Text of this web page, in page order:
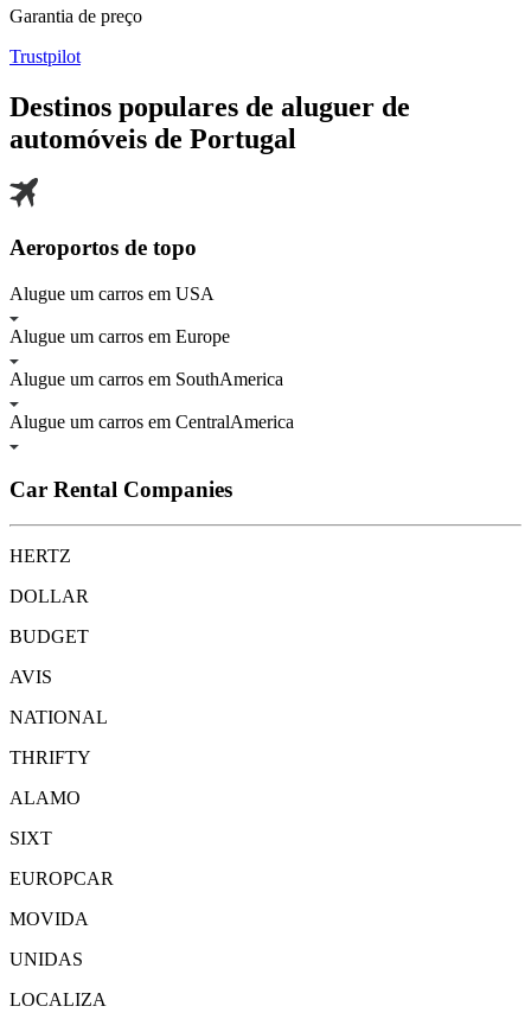
Garantia de preço
Trustpilot
Destinos populares de aluguer de
automóveis de Portugal
Aeroportos de topo
Alugue um carros em USA
Alugue um carros em Europe
Alugue um carros em SouthAmerica
Alugue um carros em CentralAmerica
Car Rental Companies
HERTZ
DOLLAR
BUDGET
AVIS
NATIONAL
THRIFTY
ALAMO
SIXT
EUROPCAR
MOVIDA
UNIDAS
LOCALIZA